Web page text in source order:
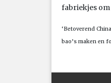
fabriekjes om
‘Betoverend
bao’s maken en